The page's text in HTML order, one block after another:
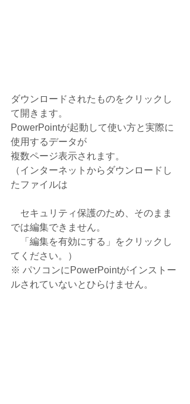
ダウンロードされたものをクリックし
て開きます。
PowerPointが起動して使い方と実際に
使用するデータが
複数ページ表示されます。
（インターネットからダウンロードし
たファイルは
セキュリティ保護のため、そのまま
では編集できません。
「編集を有効にする」をクリックし
てください。）
※ パソコンにPowerPointがインストー
ルされていないとひらけません。